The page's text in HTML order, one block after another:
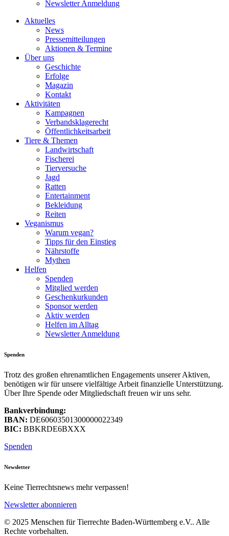
Newsletter Anmeldung
Aktuelles
News
Pressemitteilungen
Aktionen & Termine
Über uns
Geschichte
Erfolge
Magazin
Kontakt
Aktivitäten
Kampagnen
Verbandsklagerecht
Öffentlichkeitsarbeit
Tiere & Themen
Landwirtschaft
Fischerei
Tierversuche
Jagd
Ratten
Entertainment
Bekleidung
Reiten
Veganismus
Warum vegan?
Tipps für den Einstieg
Nährstoffe
Mythen
Helfen
Spenden
Mitglied werden
Geschenkurkunden
Sponsor werden
Aktiv werden
Helfen im Alltag
Newsletter Anmeldung
Spenden
Trotz des großen ehrenamtlichen Engagements unserer Aktiven,
benötigen wir für unsere vielfältige Arbeit finanzielle Unterstützung.
Über Ihre Spende oder Mitgliedschaft freuen wir uns sehr.
Bankverbindung:
IBAN: DE60603501300000022349
BIC: BBKRDE6BXXX
Spenden
Newsletter
Keine Tierrechtsnews mehr verpassen!
Newsletter abonnieren
© 2025 Menschen für Tierrechte Baden-Württemberg e.V.. Alle
Rechte vorbehalten.